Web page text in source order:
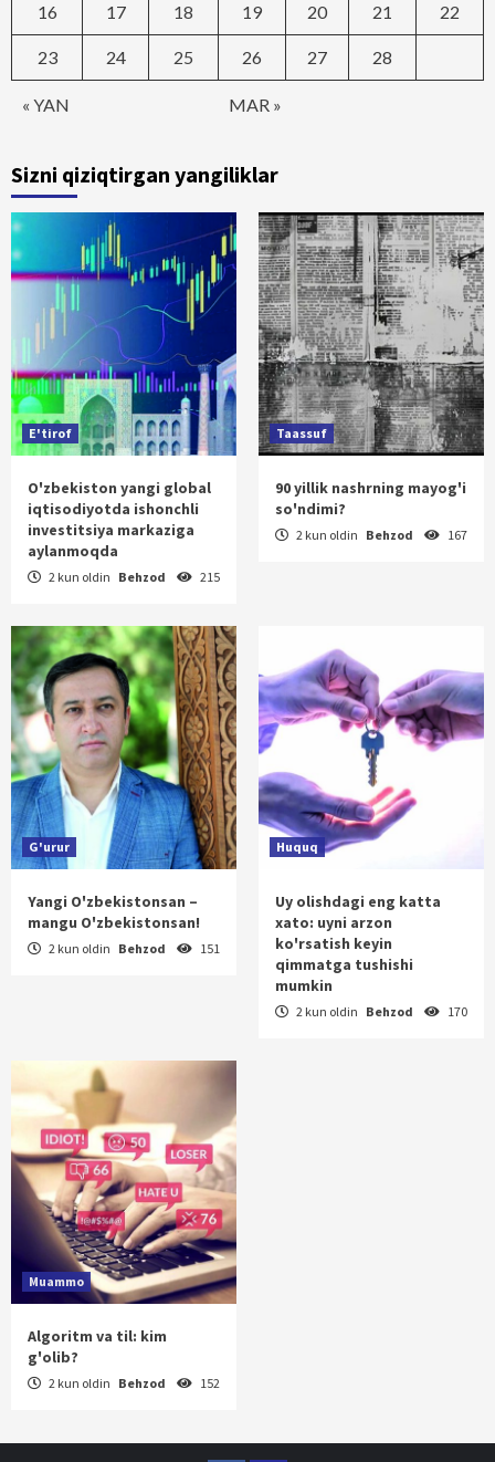
« YAN MAR »
16 17 18 19 20 21 22
23 24 25 26 27 28
Sizni qiziqtirgan yangiliklar
E'tirof
O'zbekiston yangi global
iqtisodiyotda ishonchli
investitsiya markaziga
aylanmoqda
2 kun oldin Behzod 215
Taassuf
90 yillik nashrning mayog'i
so'ndimi?
2 kun oldin Behzod 167
G'urur
Yangi O'zbekistonsan –
mangu O'zbekistonsan!
2 kun oldin Behzod 151
Huquq
Uy olishdagi eng katta
xato: uyni arzon
ko'rsatish keyin
qimmatga tushishi
mumkin
2 kun oldin Behzod 170
Muammo
Algoritm va til: kim
g'olib?
2 kun oldin Behzod 152